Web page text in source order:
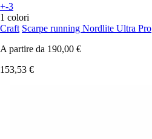
+-3
1 colori
Craft Scarpe running Nordlite Ultra Pro
A partire da 190,00 €
153,53 €